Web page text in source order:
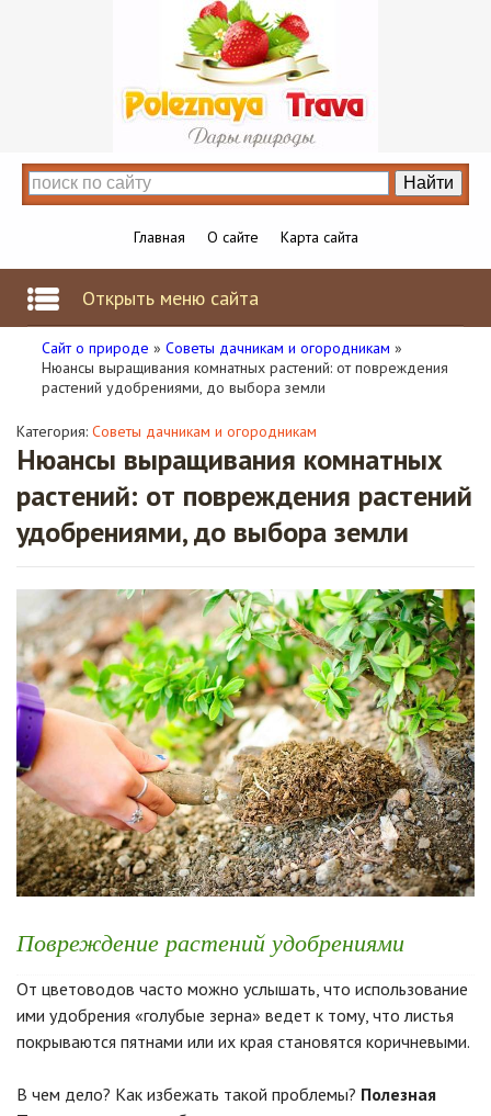
Главная О сайте Карта сайта
Открыть меню сайта
Сайт о природе » Советы дачникам и огородникам »
Нюансы выращивания комнатных растений: от повреждения
растений удобрениями, до выбора земли
Категория: Советы дачникам и огородникам
Нюансы выращивания комнатных
растений: от повреждения растений
удобрениями, до выбора земли
Повреждение растений удобрениями
От цветоводов часто можно услышать, что использование
ими удобрения «голубые зерна» ведет к тому, что листья
покрываются пятнами или их края становятся коричневыми.
В чем дело? Как избежать такой проблемы? Полезная